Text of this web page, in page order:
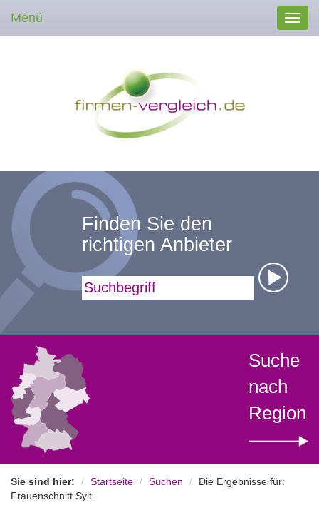
Menü
Finden Sie den
richtigen Anbieter
Suchbegriff
Suche
nach
Region
Sie sind hier: Startseite Suchen
Die Ergebnisse für:
Frauenschnitt Sylt